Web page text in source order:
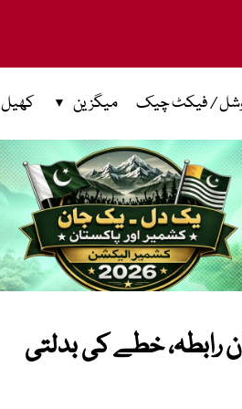
/ فیکٹ چیک میگزین کھیل
رابطہ، خطے کی بدلتی